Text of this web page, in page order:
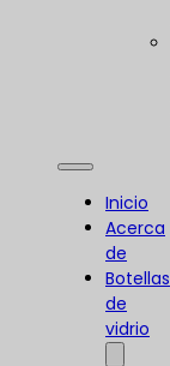
Inicio
Acerca
de
Botellas
de
vidrio